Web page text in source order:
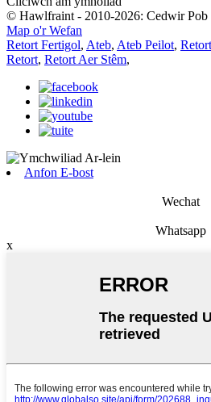
© Hawlfraint - 2010-2026: Cedwir Pob
Map o'r Wefan
Retort Fertigol, Ateb, Ateb Peilot,
Retort, Retort Aer Stêm,
Anfon E-bost
Wechat
Whatsapp
x